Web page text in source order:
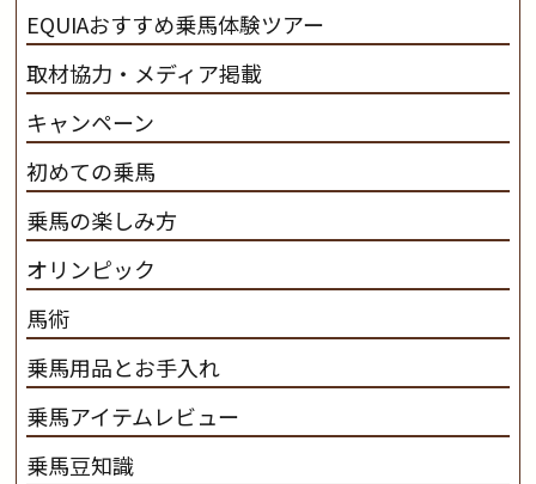
EQUIAおすすめ乗馬体験ツアー
取材協力・メディア掲載
キャンペーン
初めての乗馬
乗馬の楽しみ方
オリンピック
馬術
乗馬用品とお手入れ
乗馬アイテムレビュー
乗馬豆知識